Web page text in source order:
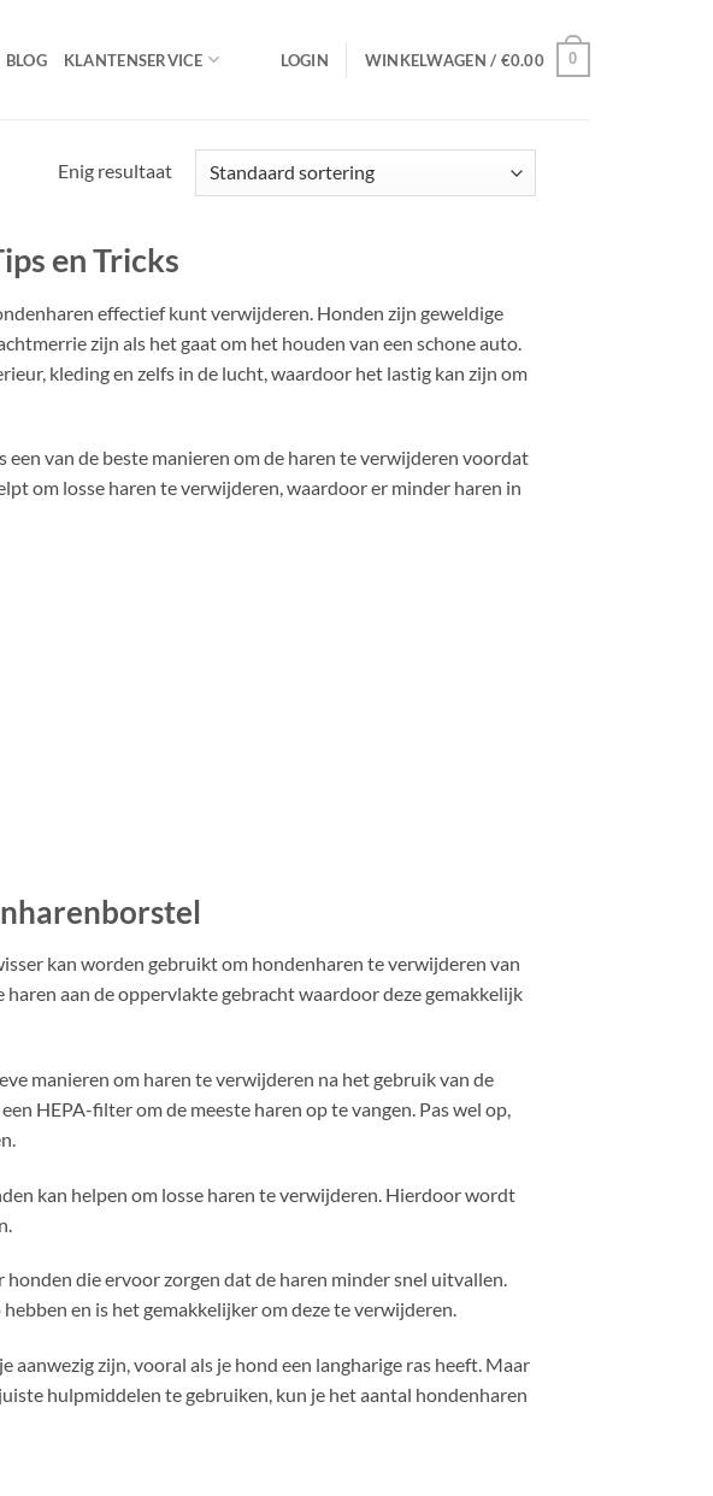
BLOG KLANTENSERVICE LOGIN WINKELWAGEN / €0.00 0
Enig resultaat
en Tricks
effectief kunt verwijderen. Honden zijn geweldige
zijn als het gaat om het houden van een schone auto.
kleding en zelfs in de lucht, waardoor het lastig kan zijn om
van de beste manieren om de haren te verwijderen voordat
om losse haren te verwijderen, waardoor er minder haren in
kan worden gebruikt om hondenharen te verwijderen van
aan de oppervlakte gebracht waardoor deze gemakkelijk
manieren om haren te verwijderen na het gebruik van de
HEPA-filter om de meeste haren op te vangen. Pas wel op,
kan helpen om losse haren te verwijderen. Hierdoor wordt
die ervoor zorgen dat de haren minder snel uitvallen.
en is het gemakkelijker om deze te verwijderen.
zijn, vooral als je hond een langharige ras heeft. Maar
hulpmiddelen te gebruiken, kun je het aantal hondenharen